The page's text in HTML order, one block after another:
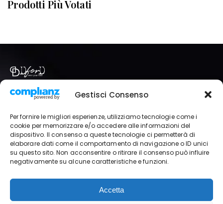
Gestisci Consenso
Per fornire le migliori esperienze, utilizziamo tecnologie come i
cookie per memorizzare e/o accedere alle informazioni del
dispositivo. Il consenso a queste tecnologie ci permetterà di
elaborare dati come il comportamento di navigazione o ID unici
su questo sito. Non acconsentire o ritirare il consenso può influire
negativamente su alcune caratteristiche e funzioni.
Accetta
Prodotti Più Votati
+39 333 821 6295
dford.abbigliamento@gmail.com
P.IVA | 11989690968
SHOP IL MIO ACCOUNT
NEGOZIO
TERMINI E CONDIZIONI
PRIVACY POLICY
© Copyright 2024. Designed
byPMA